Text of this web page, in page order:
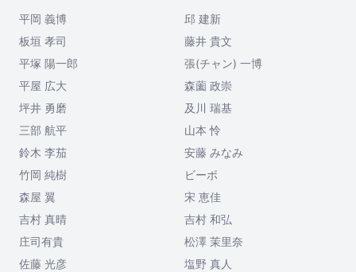
平岡 義博
邱 建新
板垣 孝司
藤井 貴文
平塚 陽一郎
張(チャン) 一博
平屋 広大
森薗 政崇
坪井 勇磨
及川 瑞基
三部 航平
山本 怜
鈴木 李茄
安藤 みなみ
竹岡 純樹
ビーボ
森屋 翼
宋 恵佳
吉村 真晴
吉村 和弘
庄司有貴
松澤 茉里奈
佐藤 光彦
塩野 真人